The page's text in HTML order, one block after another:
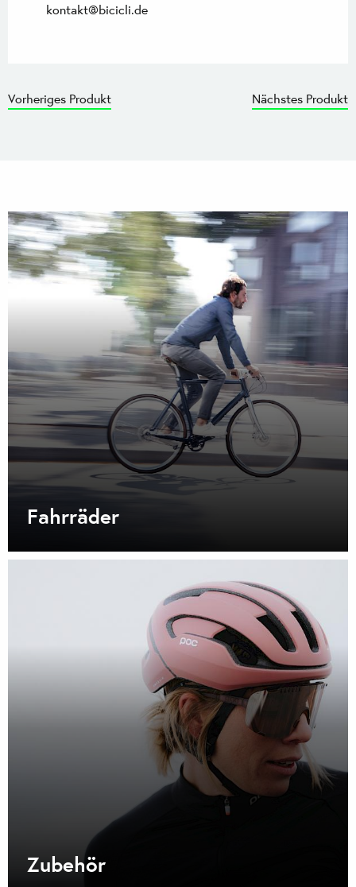
kontakt@bicicli.de
Vorheriges Produkt Nächstes Produkt
Fahrräder
Zubehör